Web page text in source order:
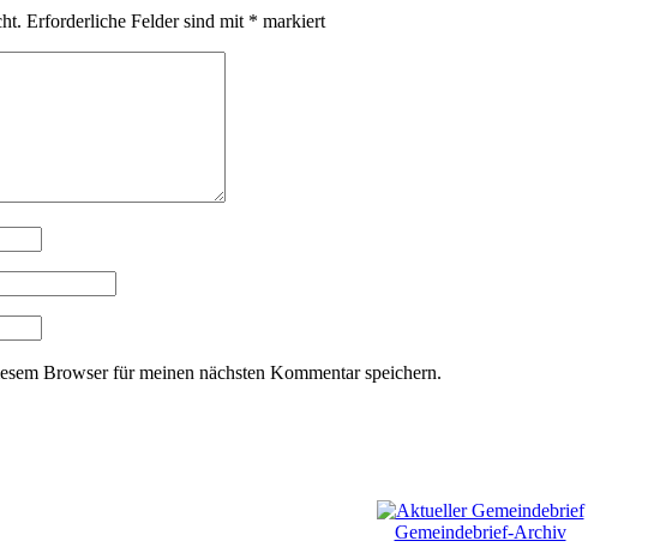
Erforderliche Felder sind mit * markiert
Browser für meinen nächsten Kommentar speichern.
Gemeindebrief-Archiv